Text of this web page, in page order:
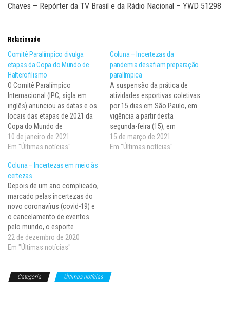
Chaves – Repórter da TV Brasil e da Rádio Nacional – YWD 51298
Relacionado
Comitê Paralímpico divulga
etapas da Copa do Mundo de
Halterofilismo
O Comitê Paralímpico
Internacional (IPC, sigla em
inglês) anunciou as datas e os
locais das etapas de 2021 da
Copa do Mundo de
halterofilismo. As disputas
integram o processo para
Paralimpíada de Tóquio
(Japão). A competição terá
início em Bogotá (Colômbia),
de 5 a 8 de…
10 de janeiro de 2021
Em "Últimas notícias"
Coluna – Incertezas da
pandemia desafiam preparação
paralímpica
A suspensão da prática de
atividades esportivas coletivas
por 15 dias em São Paulo, em
vigência a partir desta
segunda-feira (15), em
decorrência do aumento de
casos e internações pelo novo
15 de março de 2021
Em "Últimas notícias"
Coluna – Incertezas em meio às
certezas
Depois de um ano complicado,
marcado pelas incertezas do
novo coronavírus (covid-19) e
o cancelamento de eventos
pelo mundo, o esporte
paralímpico olha com mais
otimismo para 2021. Ao
primeiras competições foram
22 de dezembro de 2020
Em "Últimas notícias"
Categoria Últimas notícias